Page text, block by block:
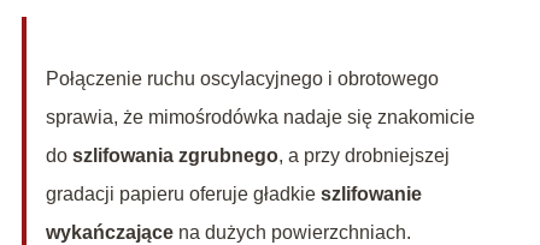
Połączenie ruchu oscylacyjnego i obrotowego
sprawia, że mimośrodówka nadaje się znakomicie
do szlifowania zgrubnego, a przy drobniejszej
gradacji papieru oferuje gładkie szlifowanie
wykańczającena dużych powierzchniach.